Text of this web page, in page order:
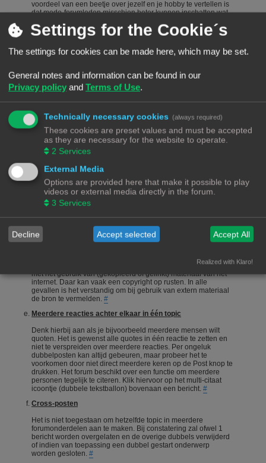
voordeel van een beetje over jezelf en je hobby te vertellen is
dat mede-forumleden misschien beter kunnen inschatten wat
Het voorstellen wordt dus vanuit het Forumteam wel
gestimuleerd maar niet verplicht. Echter, het is niet toegestaan
zich voor te stellen. Berichten die suggereren dat iemand zich
overtreden van deze regel kan een (tijdelijke) ban het gevolg
zijn.#
De zoekfunctie
Voordat je een vraag stelt: Het wordt aangeraden om het forum
te raadplegen via de zoekfunctie. Veel vragen zijn al vaker
gesteld op dit forum. De kans is groot dat je via de zoekfunctie
een antwoord vindt. Het laat ook zien dat je zelf ook actie
onderneemt en niet alleen maar een vraag stelt en gaat zitten
afwachten wie je het correcte antwoord geeft.
Een vraag stellen
Vragen stellen is 1 van de meeste gebruikte acties op een
forum. Echter is het bij een hobby als 3Dprinten ook van
belang dat de vragensteller naast het duidelijk formuleren van
zijn/haar vraag, ook aangeeft wat hij/zij zelf al heeft gedaan,
heeft opgezocht of heeft geconstateerd. Het wordt erg
gewaardeerd als je zelf meedenkt.#
Foto's en plaatjes
materiaal zal nooit een probleem zijn. Wees echter voorzichtig
met het gebruik van (gekopieerd of gelinkt) materiaal van het
internet. Daar kan vaak een copyright op rusten. In alle
gevallen is het verstandig om bij gebruik van extern materiaal
de bron te vermelden. #
Meerdere reacties achter elkaar in één topic
Denk hierbij aan als je bijvoorbeeld meerdere mensen wilt
quoten. Het is gewenst alle quotes in één reactie te zetten en
niet te verspreiden over meerdere reacties. Per ongeluk
dubbelposten kan altijd gebeuren, maar probeer het te
voorkomen door niet direct meerdere keren op de Post knop te
drukken. Het forum beschikt over een functie om meerdere
personen tegelijk te citeren. Klik hiervoor op het multi-citaat
icoontje (dubbele tekstballon) bovenaan een bericht. #
Cross-posten
Het is niet toegestaan om hetzelfde topic in meerdere
forumonderdelen aan te maken. Bij constatering zal ofwel 1
bericht worden overgelaten en de overige dubbels verwijderd
of indien van toepassing een dubbel gestart onderwerp
worden gesloten. #
Settings for the Cookie´s
The settings for cookies can be made here, which may be set.
General notes and information can be found in our
Privacy policy and Terms of Use.
Technically necessary cookies (always required)
These cookies are preset values and must be accepted
as they are necessary for the website to operate.
2 Services
External Media
Options are provided here that make it possible to play
videos or external media directly in the forum.
3 Services
Decline Accept selected Accept All
Realized with Klaro!